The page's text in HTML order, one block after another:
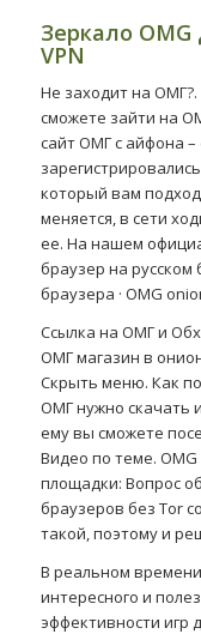
Зеркало
VPN
Не заходит на
сможете зайти на
сайт ОМГ с айфона –
который вам
меняется, в сети
ее. На нашем
браузер на русском
браузера · OMG
Ссылка на ОМГ и
ОМГ магазин в
Скрыть меню. Как
ОМГ нужно скачать
ему вы сможете
Видео по теме.
площадки: Вопрос
браузеров без Tor
такой, поэтому и
В реальном
интересного и
эффективности игр